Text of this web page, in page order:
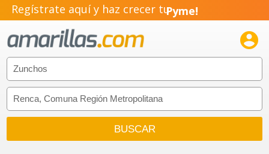
Regístrate aquí y haz crecer tuPyme!
Emprendimiento!
